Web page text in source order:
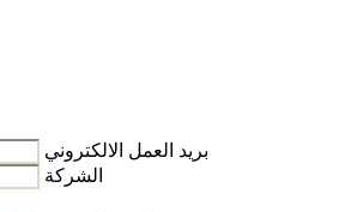
بريد العمل الالكتروني
الشركة